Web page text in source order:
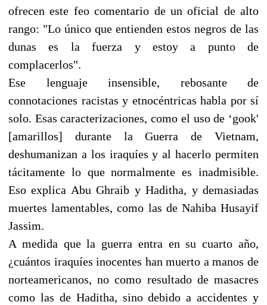
ofrecen este feo comentario de un oficial de alto
rango: "Lo único que entienden estos negros de las
dunas es la fuerza y estoy a punto de
complacerlos".
Ese lenguaje insensible, rebosante de
connotaciones racistas y etnocéntricas habla por sí
solo. Esas caracterizaciones, como el uso de ‘gook'
[amarillos] durante la Guerra de Vietnam,
deshumanizan a los iraquíes y al hacerlo permiten
tácitamente lo que normalmente es inadmisible.
Eso explica Abu Ghraib y Haditha, y demasiadas
muertes lamentables, como las de Nahiba Husayif
Jassim.
A medida que la guerra entra en su cuarto año,
¿cuántos iraquíes inocentes han muerto a manos de
norteamericanos, no como resultado de masacres
como las de Haditha, sino debido a accidentes y